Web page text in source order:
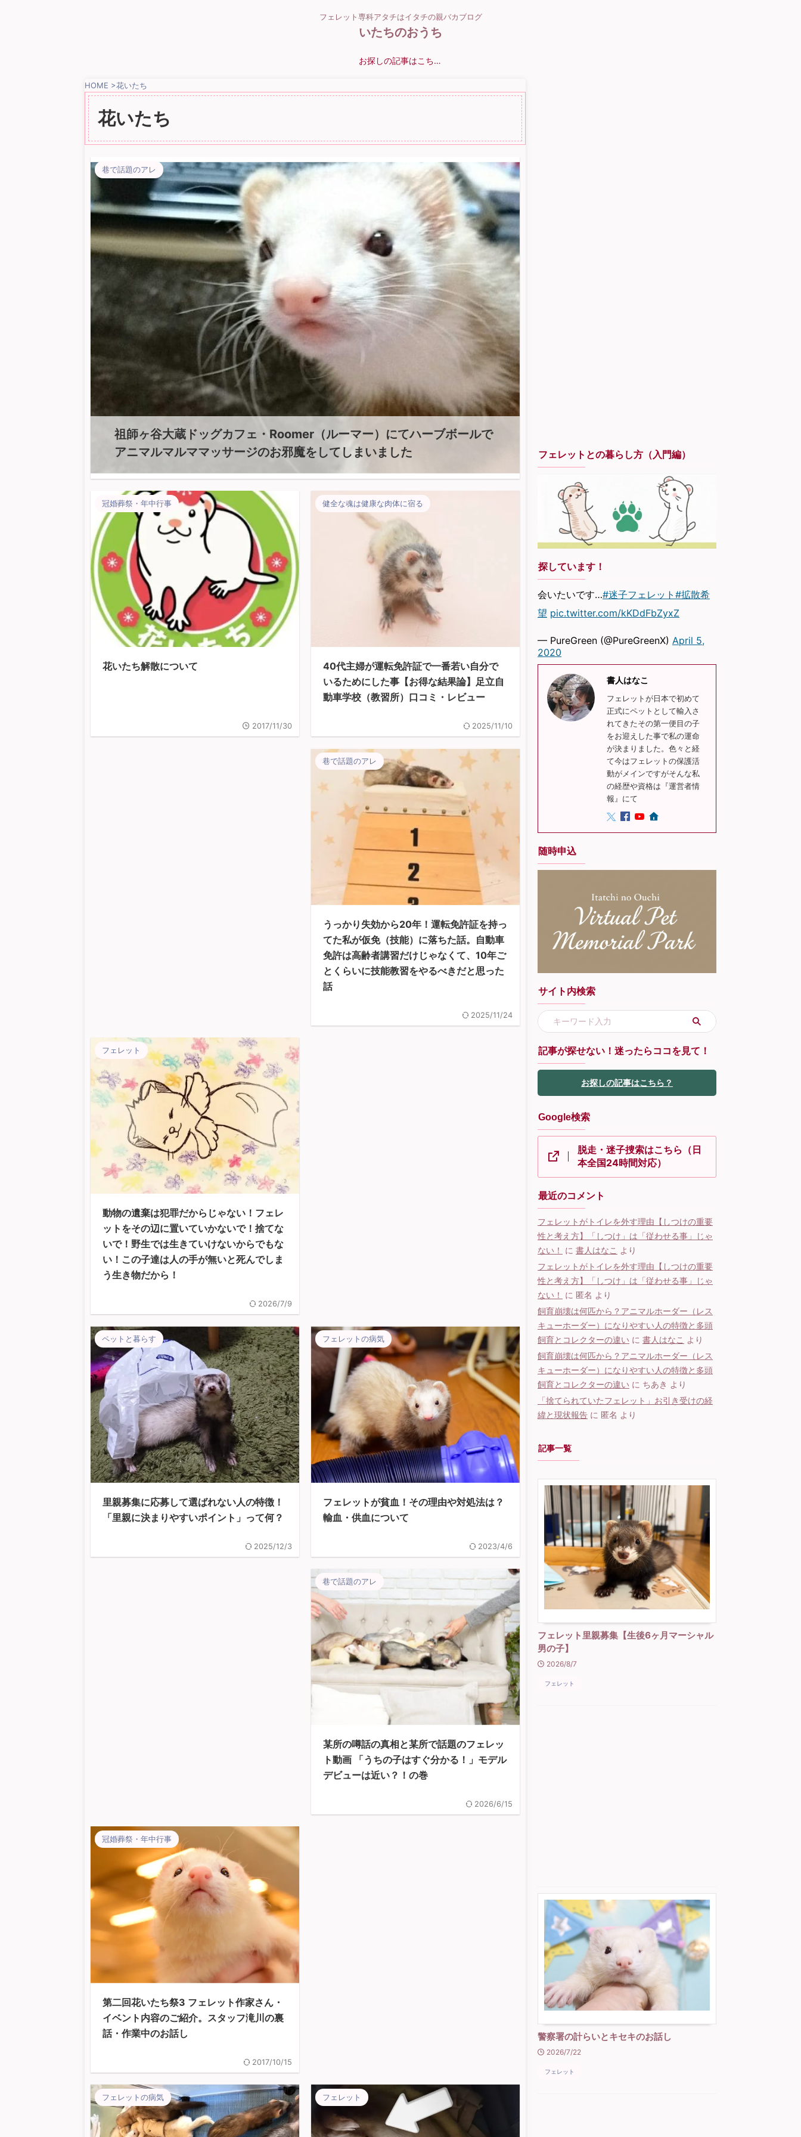
フェレット専科アタチはイタチの親バカブログ
いたちのおうち
お探しの記事はこちら？
HOME >花いたち
花いたち
巷で話題のアレ
祖師ヶ谷大蔵ドッグカフェ・Roomer（ルーマー）にてハーブボールで
アニマルマルママッサージのお邪魔をしてしまいました
冠婚葬祭・年中行事
花いたち解散について
2017/11/30
健全な魂は健康な肉体に宿る
40代主婦が運転免許証で一番若い自分で
いるためにした事【お得な結果論】足立自
動車学校（教習所）口コミ・レビュー
2025/11/10
巷で話題のアレ
うっかり失効から20年！運転免許証を持っ
てた私が仮免（技能）に落ちた話。自動車
免許は高齢者講習だけじゃなくて、10年ご
とくらいに技能教習をやるべきだと思った
話
2025/11/24
フェレット
動物の遺棄は犯罪だからじゃない！フェレ
ットをその辺に置いていかないで！捨てな
いで！野生では生きていけないからでもな
い！この子達は人の手が無いと死んでしま
う生き物だから！
2026/7/9
ペットと暮らす
里親募集に応募して選ばれない人の特徴！
「里親に決まりやすいポイント」って何？
2025/12/3
フェレットの病気
フェレットが貧血！その理由や対処法は？
輸血・供血について
2023/4/6
巷で話題のアレ
某所の噂話の真相と某所で話題のフェレッ
ト動画 「うちの子はすぐ分かる！」モデル
デビューは近い？！の巻
2026/6/15
冠婚葬祭・年中行事
第二回花いたち祭3 フェレット作家さん・
イベント内容のご紹介。スタッフ滝川の裏
話・作業中のお話し
2017/10/15
フェレットの病気 フェレット
フェレットとの暮らし方（入門編）
探しています！
会いたいです…#迷子フェレット #拡散希
望 pic.twitter.com/kKDdFbZyxZ
— PureGreen (@PureGreenX) April 5,
2020
書人はなこ
フェレットが日本で初めて
正式にペットとして輸入さ
れてきたその第一便目の子
をお迎えした事で私の運命
が決まりました。色々と経
て今はフェレットの保護活
動がメインですがそんな私
の経歴や資格は『運営者情
報』にて
随時申込
サイト内検索
記事が探せない！迷ったらココを見て！
お探しの記事はこちら？
Google検索
脱走・迷子捜索はこちら（日
本全国24時間対応）
最近のコメント
フェレットがトイレを外す理由【しつけの重要
性と考え方】「しつけ」は「従わせる事」じゃ
ない！
に 書人はなこ より
フェレットがトイレを外す理由【しつけの重要
性と考え方】「しつけ」は「従わせる事」じゃ
ない！
に 匿名 より
飼育崩壊は何匹から？アニマルホーダー（レス
キューホーダー）になりやすい人の特徴と多頭
飼育とコレクターの違い に 書人はなこ より
飼育崩壊は何匹から？アニマルホーダー（レス
キューホーダー）になりやすい人の特徴と多頭
飼育とコレクターの違い に ちあき より
「捨てられていたフェレット」お引き受けの経
緯と現状報告 に 匿名 より
記事一覧
フェレット里親募集【生後6ヶ月マーシャル
男の子】
2026/8/7
フェレット
警察署の計らいとキセキのお話し
2026/7/22
フェレット